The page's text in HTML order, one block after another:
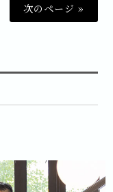
次のページ »